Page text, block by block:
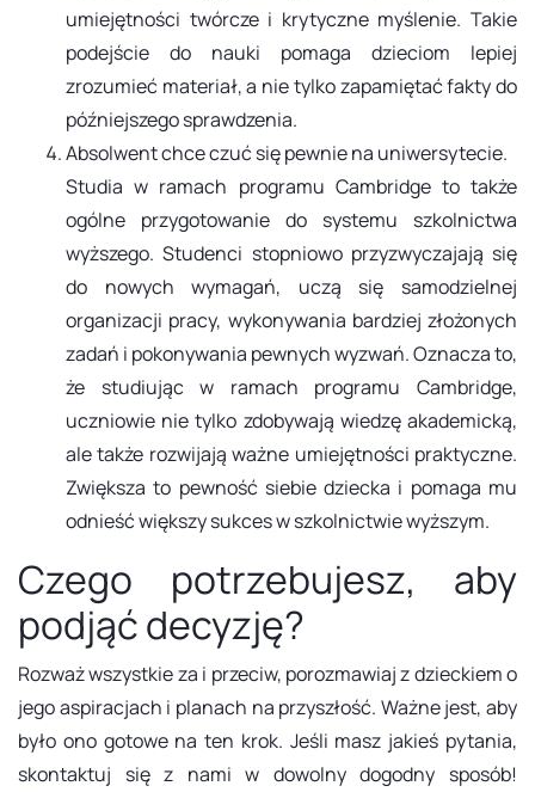
umiejętności twórcze i krytyczne myślenie. Takie
podejście do nauki pomaga dzieciom lepiej
zrozumieć materiał, a nie tylko zapamiętać fakty do
późniejszego sprawdzenia.
Absolwent chce czuć się pewnie na uniwersytecie.
Studia w ramach programu Cambridge to także
ogólne przygotowanie do systemu szkolnictwa
wyższego. Studenci stopniowo przyzwyczajają się
do nowych wymagań, uczą się samodzielnej
organizacji pracy, wykonywania bardziej złożonych
zadań i pokonywania pewnych wyzwań. Oznacza to,
że studiując w ramach programu Cambridge,
uczniowie nie tylko zdobywają wiedzę akademicką,
ale także rozwijają ważne umiejętności praktyczne.
Zwiększa to pewność siebie dziecka i pomaga mu
odnieść większy sukces w szkolnictwie wyższym.
Czego potrzebujesz, aby
podjąć decyzję?
Rozważ wszystkie za i przeciw, porozmawiaj z dzieckiem o
jego aspiracjach i planach na przyszłość. Ważne jest, aby
było ono gotowe na ten krok. Jeśli masz jakieś pytania,
skontaktuj się z nami w dowolny dogodny sposób!